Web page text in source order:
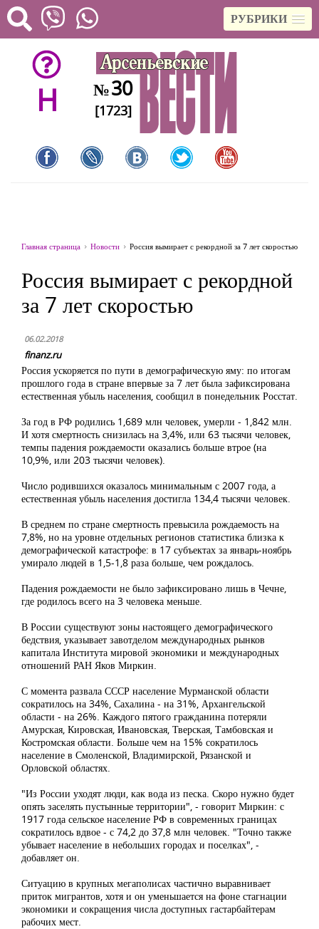
РУБРИКИ
H №30
[1723]
Главная страница Новости Россия вымирает с рекордной за 7 лет скоростью
Россия вымирает с рекордной
за 7 лет скоростью
06.02.2018
finanz.ru
Россия ускоряется по пути в демографическую яму: по итогам
прошлого года в стране впервые за 7 лет была зафиксирована
естественная убыль населения, сообщил в понедельник Росстат.
За год в РФ родились 1,689 млн человек, умерли - 1,842 млн.
И хотя смертность снизилась на 3,4%, или 63 тысячи человек,
темпы падения рождаемости оказались больше втрое (на
10,9%, или 203 тысячи человек).
Число родившихся оказалось минимальным с 2007 года, а
естественная убыль населения достигла 134,4 тысячи человек.
В среднем по стране смертность превысила рождаемость на
7,8%, но на уровне отдельных регионов статистика близка к
демографической катастрофе: в 17 субъектах за январь-ноябрь
умирало людей в 1,5-1,8 раза больше, чем рождалось.
Падения рождаемости не было зафиксировано лишь в Чечне,
где родилось всего на 3 человека меньше.
В России существуют зоны настоящего демографического
бедствия, указывает завотделом международных рынков
капитала Института мировой экономики и международных
отношений РАН Яков Миркин.
С момента развала СССР население Мурманской области
сократилось на 34%, Сахалина - на 31%, Архангельской
области - на 26%. Каждого пятого гражданина потеряли
Амурская, Кировская, Ивановская, Тверская, Тамбовская и
Костромская области. Больше чем на 15% сократилось
население в Смоленской, Владимирской, Рязанской и
Орловской областях.
"Из России уходят люди, как вода из песка. Скоро нужно будет
опять заселять пустынные территории", - говорит Миркин: с
1917 года сельское население РФ в современных границах
сократилось вдвое - с 74,2 до 37,8 млн человек. "Точно также
убывает население в небольших городах и поселках", -
добавляет он.
Ситуацию в крупных мегаполисах частично выравнивает
приток мигрантов, хотя и он уменьшается на фоне стагнации
экономики и сокращения числа доступных гастарбайтерам
рабочих мест.